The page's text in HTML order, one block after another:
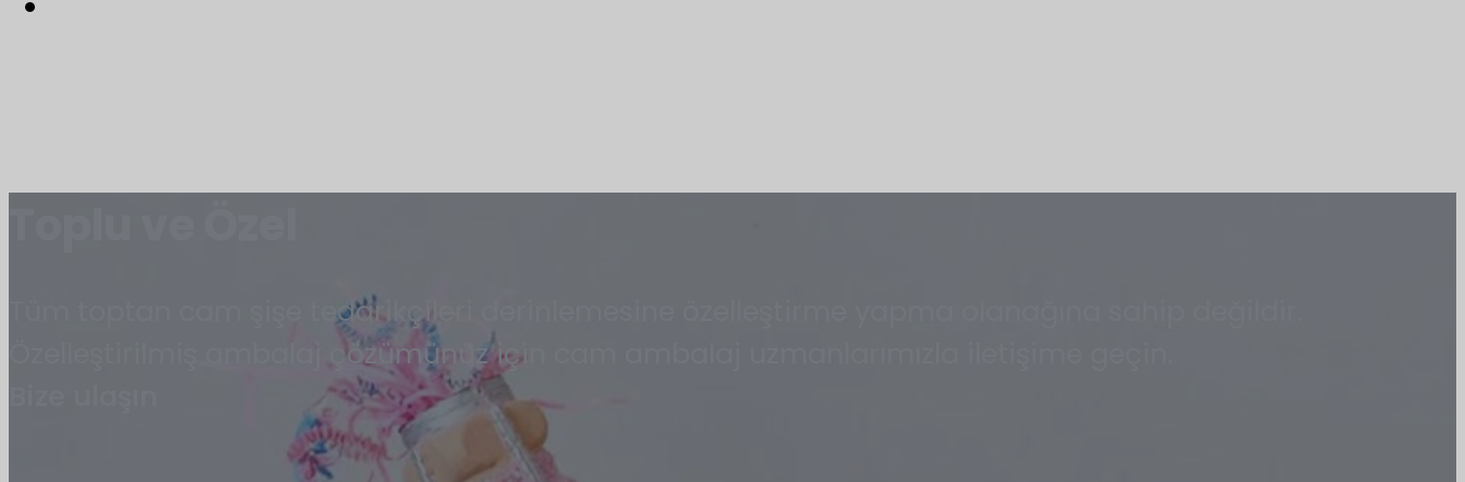
Tüm toptan cam şişe tedarikçileri derinlemesine özelleştirme yapma olanağına sahip değildir.
Özelleştirilmiş ambalaj çözümünüz için cam ambalaj uzmanlarımızla iletişime geçin.